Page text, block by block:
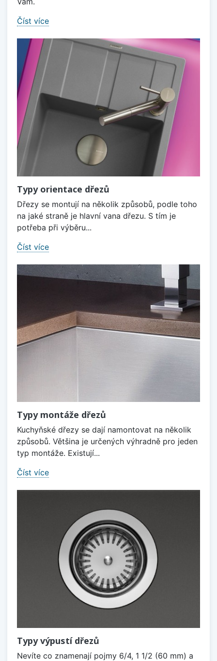
Číst více
Typy orientace dřezů
Dřezy se montují na několik způsobů, podle toho
na jaké straně je hlavní vana dřezu. S tím je
potřeba při výběru...
Číst více
Typy montáže dřezů
Kuchyňské dřezy se dají namontovat na několik
způsobů. Většina je určených výhradně pro jeden
typ montáže. Existují...
Číst více
Typy výpustí dřezů
Nevíte co znamenají pojmy 6/4, 1 1/2 (60 mm) a